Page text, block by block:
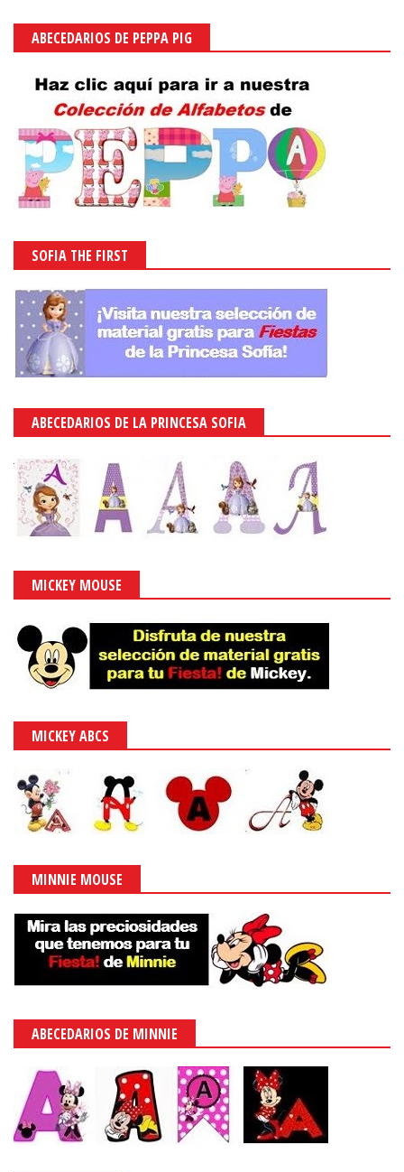
ABECEDARIOS DE PEPPA PIG
SOFIA THE FIRST
ABECEDARIOS DE LA PRINCESA SOFIA
MICKEY MOUSE
MICKEY ABCS
MINNIE MOUSE
ABECEDARIOS DE MINNIE